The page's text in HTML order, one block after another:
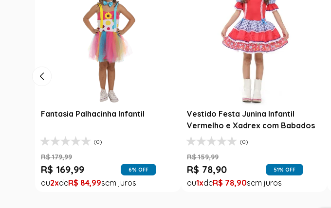
Fantasia Palhacinha Infantil
(0)
R$ 179,99
R$ 169,99 6% OFF
2 R$ 84,99
Vestido Festa Junina Infantil
Vermelho e Xadrex com Babados
(0)
R$ 159,99
R$ 78,90 51% OFF
1 R$ 78,90